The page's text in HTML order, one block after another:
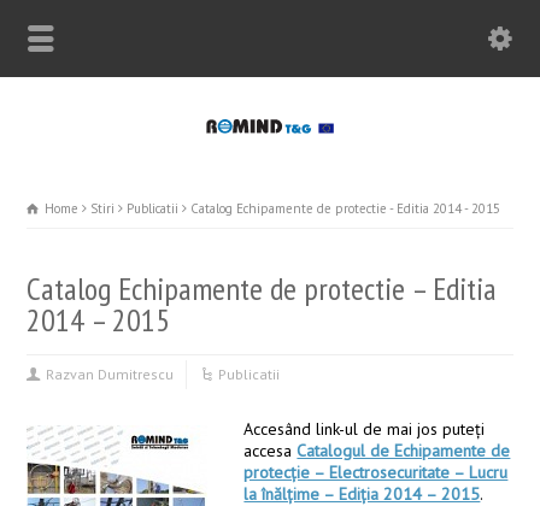
Home Stiri Publicatii Catalog Echipamente de protectie - Editia 2014 - 2015
Catalog Echipamente de protectie – Editia
2014 – 2015
Razvan Dumitrescu Publicatii
Accesând link-ul de mai jos puteţi
accesaCatalogul de Echipamente de
protecţie – Electrosecuritate – Lucru
la înălţime – Ediţia 2014 – 2015.